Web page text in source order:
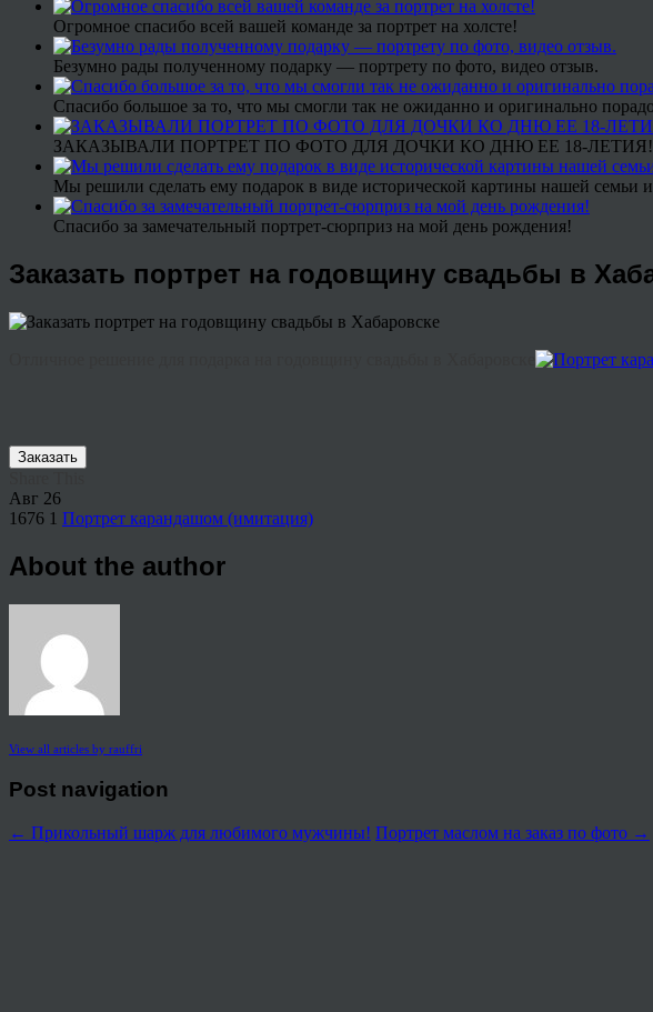
Огромное спасибо всей вашей команде за портрет на холсте!
Безумно рады полученному подарку — портрету по фото, видео отзыв.
Спасибо большое за то, что мы смогли так не ожиданно и оригинально
ЗАКАЗЫВАЛИ ПОРТРЕТ ПО ФОТО ДЛЯ ДОЧКИ КО ДНЮ ЕЕ 18-
Мы решили сделать ему подарок в виде исторической картины нашей
Спасибо за замечательный портрет-сюрприз на мой день рождения!
Заказать портрет на годовщину свадьбы в
Заказать
Авг 26
1676 1 Портрет карандашом (имитация)
About the author
View all articles by rauffri
Post navigation
← Прикольный шарж для любимого мужчины! Портрет маслом на заказ по фото →